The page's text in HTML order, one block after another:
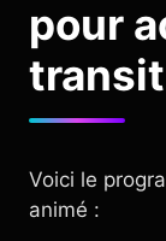
pour
Voici le
animé :